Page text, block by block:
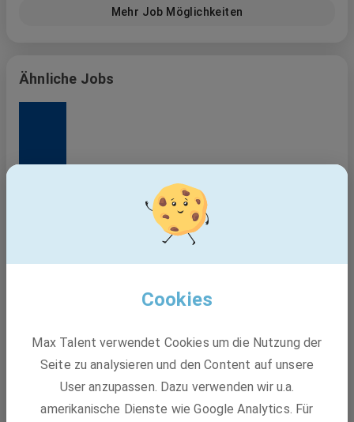
Junge Talente mit digitalem Mindset und Energie, die
und sehr gute Entwicklungschancen sowie
Förderprogramme. In unseren unterschiedlichen
Unternehmensbereichen sind wir jederzeit gespannt auf
Mehr Job Möglichkeiten
Ähnliche Jobs
(m/w/d)
Cookies
Max Talent verwendet Cookies um die Nutzung der
Seite zu analysieren und den Content auf unsere
User anzupassen. Dazu verwenden wir u.a.
amerikanische Dienste wie Google Analytics. Für